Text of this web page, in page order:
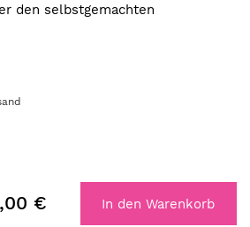
den selbstgemachten
€ In den Warenkorb